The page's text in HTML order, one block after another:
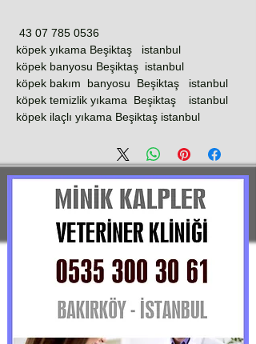
0536 785 07 43
köpek yıkama Beşiktaş istanbul
köpek banyosu Beşiktaş istanbul
köpek bakım banyosu Beşiktaş istanbul
köpek temizlik yıkama Beşiktaş istanbul
köpek ilaçlı yıkama Beşiktaş istanbul